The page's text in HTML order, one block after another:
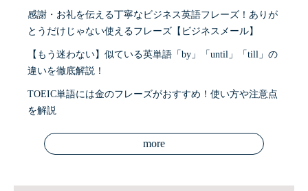
感謝・お礼を伝える丁寧なビジネス英語フレーズ！ありが
とうだけじゃない使えるフレーズ【ビジネスメール】
【もう迷わない】似ている英単語「by」「until」「till」の
違いを徹底解説！
TOEIC単語には金のフレーズがおすすめ！使い方や注意点
を解説
more